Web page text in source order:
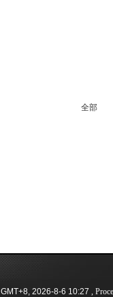
全部
GMT+8, 2026-8-6 10:27 ,